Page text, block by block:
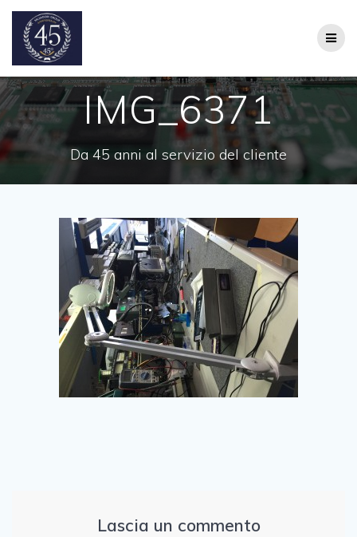
IMG_6371
Da 45 anni al servizio del cliente
Lascia un commento